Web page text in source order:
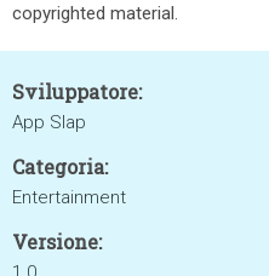
copyrighted material.
Sviluppatore:
App Slap
Categoria:
Entertainment
Versione: